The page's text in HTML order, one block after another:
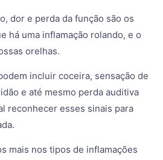
dor e perda da função são os
há uma inflamação rolando, e o
orelhas.
incluir coceira, sensação de
e até mesmo perda auditiva
reconhecer esses sinais para
mais nos tipos de inflamações